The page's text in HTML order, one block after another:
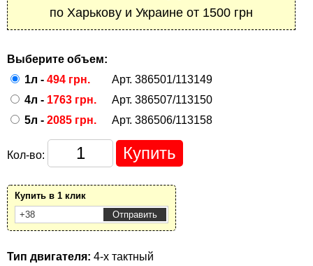
по Харькову и Украине от 1500 грн
Выберите объем:
1л - 494 грн.
Арт. 386501/113149
4л - 1763 грн.
Арт. 386507/113150
5л - 2085 грн. Арт. 386506/113158
Кол-во:
Купить в 1 клик
Тип двигателя: 4-х тактный